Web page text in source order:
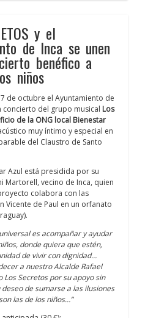
y el
de Inca se unen
benéfico a
niños
de octubre el Ayuntamiento de
concierto del grupo musical Los
de la ONG local Bienestar
muy íntimo y especial en
del Claustro de Santo
Azul está presidida por su
Martorell, vecino de Inca, quien
colabora con las
Vicente de Paul en un orfanato
es acompañar y ayudar
donde quiera que estén,
de vivir con dignidad…
a nuestro Alcalde Rafael
Los Secretos por su apoyo sin
de sumarse a las ilusiones
las de los niños…”